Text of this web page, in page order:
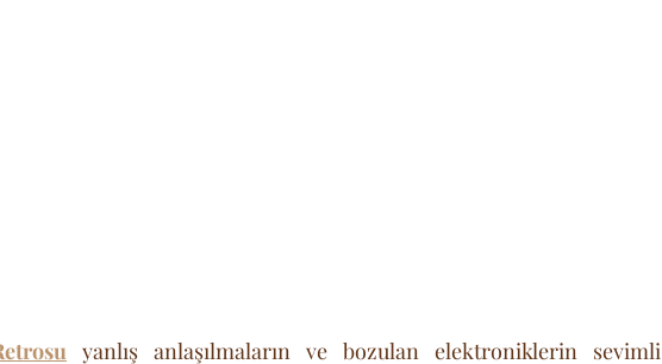
yanlış anlaşılmaların ve bozulan elektroniklerin sevimli